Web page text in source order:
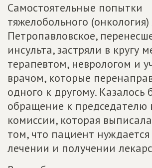
Самостоятельные попытки
тяжелобольного
Петропавловское,
инсульта, застряли в кругу
терапевтом, неврологом и
врачом, которые
одного к другому. Казалось
обращение к председателю
комиссии, которая
том, что пациент
лечении и получении